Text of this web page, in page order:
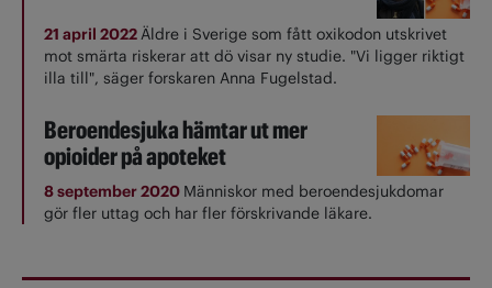
21 april 2022Äldre i Sverige som fått oxikodon utskrivet
mot smärta riskerar att dö visar ny studie. "Vi ligger riktigt
illa till", säger forskaren Anna Fugelstad.
Beroendesjuka hämtar ut mer
opioider på apoteket
8 september 2020 Människor med beroendesjukdomar
gör fler uttag och har fler förskrivande läkare.